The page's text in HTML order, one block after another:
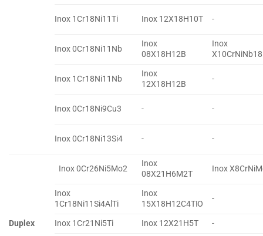
Inox 1Cr18Ni11Ti Inox 12X18H10T -
Inox 0Cr18Ni11Nb
Inox
08X18H12B
Inox
Inox 1Cr18Ni11Nb
Inox
12X18H12B
-
Inox 0Cr18Ni9Cu3 - -
Inox 0Cr18Ni13Si4 - -
Duplex
Inox 0Cr26Ni5Mo2
Inox
08X21H6M2T
Inox
Inox
1Cr18Ni11Si4AlTi
Inox
15X18H12C4TЮ
-
Inox 1Cr21Ni5Ti Inox 12X21H5T -